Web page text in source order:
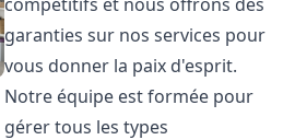
garanties sur nos services pour
vous donner la paix d'esprit.
Notre équipe est formée pour
gérer tous les types